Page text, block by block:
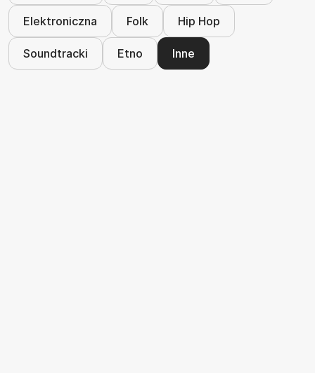
Elektroniczna Folk Hip Hop
Soundtracki Etno Inne